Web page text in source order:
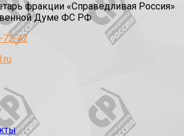
фракции «Справедливая Россия»
Думе ФС РФ
72-42